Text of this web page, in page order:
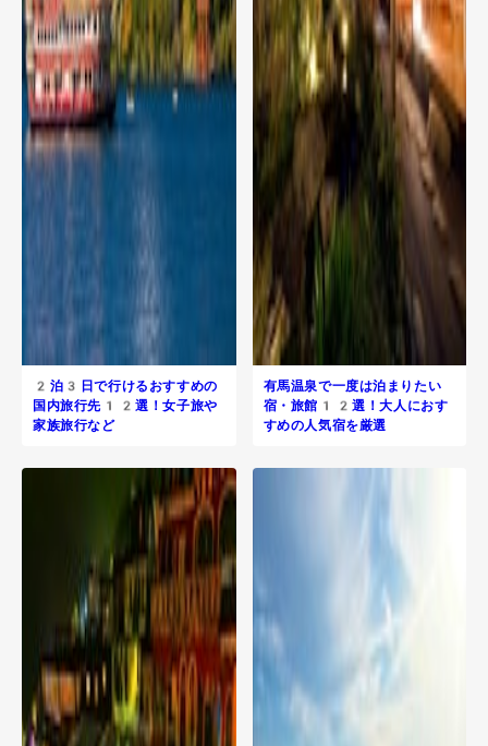
2泊3日で行けるおすすめの
国内旅行先12選！女子旅や
家族旅行など
有馬温泉で一度は泊まりたい
宿・旅館12選！大人におす
すめの人気宿を厳選